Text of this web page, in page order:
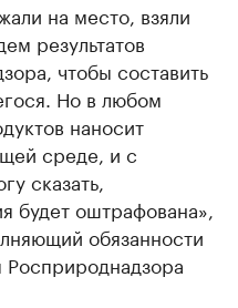
на место, взяли
результатов
чтобы составить
Но в любом
наносит
среде, и с
сказать,
будет оштрафована»,
обязанности
Росприроднадзора